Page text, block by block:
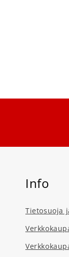
Info
Tietosuoja